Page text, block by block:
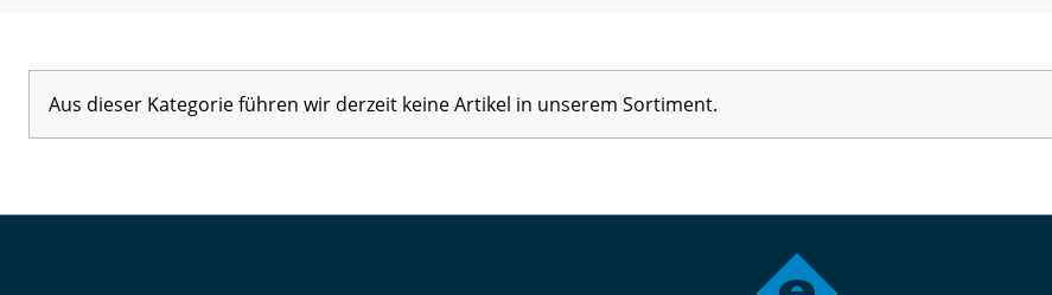
Aus dieser Kategorie führen wir derzeit keine Artikel in unserem Sortiment.